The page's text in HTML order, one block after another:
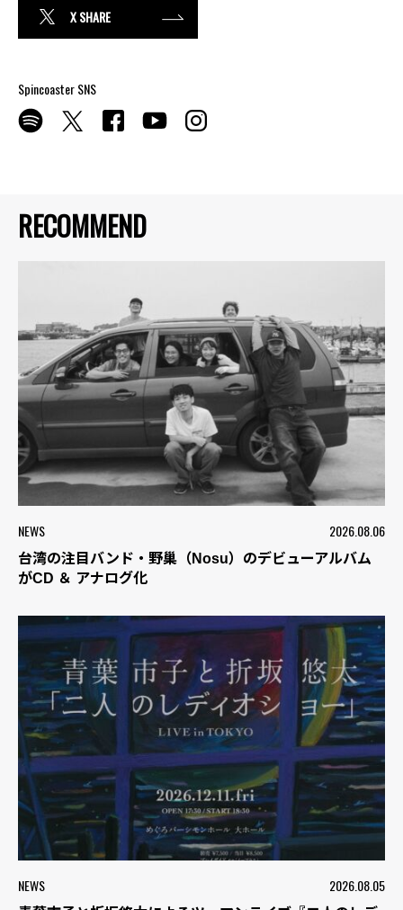
RECOMMEND
NEWS 2026.08.06
台湾の注目バンド・野巢（Nosu）のデビューアルバム
がCD ＆ アナログ化
NEWS 2026.08.05
X SHARE
Spincoaster SNS